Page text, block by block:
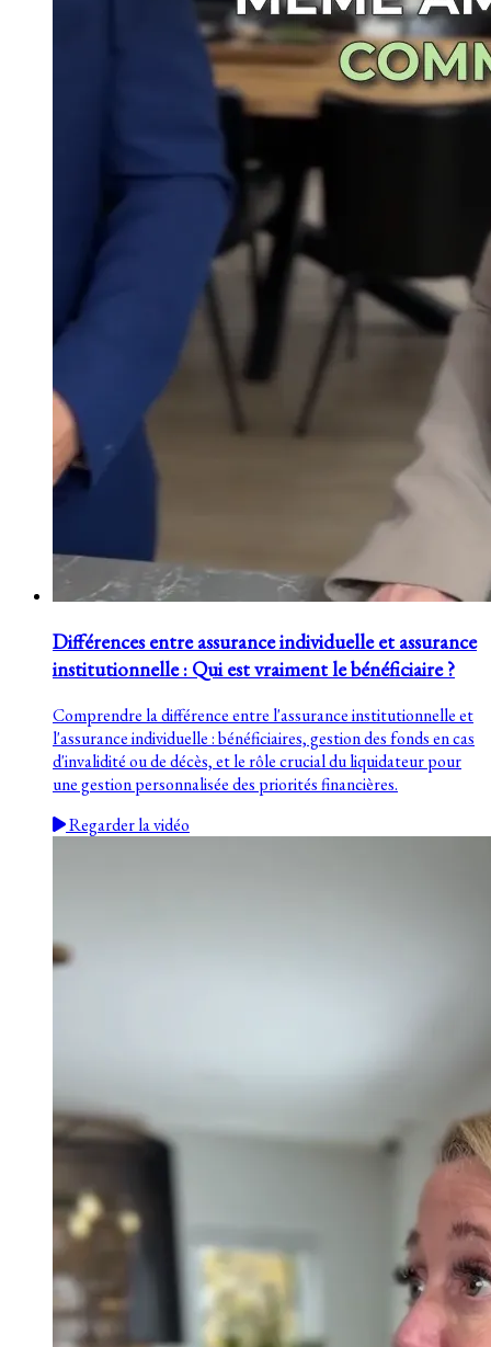
Différences entre assurance individuelle et assurance
institutionnelle : Qui est vraiment le bénéficiaire ?
Comprendre la différence entre l'assurance institutionnelle et
l'assurance individuelle : bénéficiaires, gestion des fonds en cas
d'invalidité ou de décès, et le rôle crucial du liquidateur pour
une gestion personnalisée des priorités financières.
Regarder la vidéo